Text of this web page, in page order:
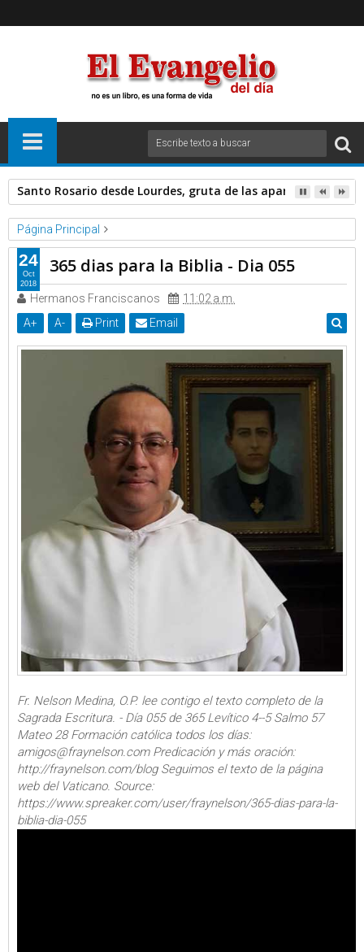
Santo Rosario desde Lourdes, gruta de las apariciones.
Página Principal
Fray Nelson Medina Garcia OP
Videos
365 dias para la Biblia - Dia 055
365 dias para la Biblia - Dia 055
Hermanos Franciscanos
11:02 a.m.
A+ A- Print Email
Fr. Nelson Medina, O.P. lee contigo el texto completo de la
Sagrada Escritura. - Día 055 de 365 Levítico 4--5 Salmo 57
Mateo 28 Formación católica todos los días:
amigos@fraynelson.com Predicación y más oración:
http://fraynelson.com/blog Seguimos el texto de la página
web del Vaticano. Source:
https://www.spreaker.com/user/fraynelson/365-dias-para-la-
biblia-dia-055
24
Oct
2018